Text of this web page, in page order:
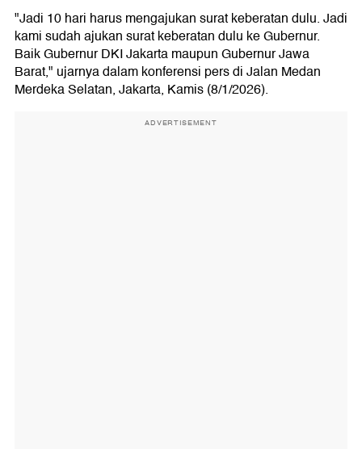
"Jadi 10 hari harus mengajukan surat keberatan dulu. Jadi
kami sudah ajukan surat keberatan dulu ke Gubernur.
Baik Gubernur DKI Jakarta maupun Gubernur Jawa
Barat," ujarnya dalam konferensi pers di Jalan Medan
Merdeka Selatan, Jakarta, Kamis (8/1/2026).
ADVERTISEMENT